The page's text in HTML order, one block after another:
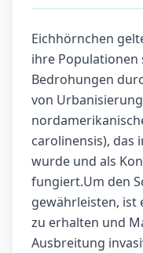
Eichhörnchen
ihre Populationen
Bedrohungen
von
carolinensis), das
wurde und als
fungiert.Um den
gewährleisten, ist
zu erhalten und
Ausbreitung